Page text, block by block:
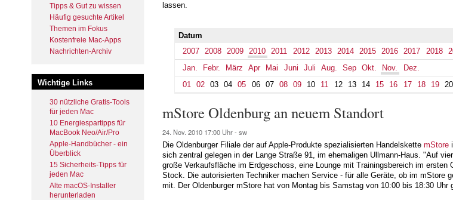
Tipps & Gut zu wissen
Häufig gesuchte Artikel
Themen im Fokus
Kostenfreie Mac-Apps
Nachrichten-Archiv
Wichtige Links
30 nützliche Gratis-Tools
für jeden Mac
10 Energiespartipps für
MacBook Neo/Air/Pro
Apple-Handbücher - ein
Überblick
15 Sicherheits-Tipps für
jeden Mac
Alte macOS-Installer
herunterladen
lassen.
Datum
2007
2008 2009 2010 2011 2012 2013 2014 2015 2016 2017 2018
Jan.
Febr. März Apr Mai Juni Juli Aug. Sep Okt. Nov.
Dez.
01
02 03 04 05 06 07 08 09 10 11 12 13 14 15 16 17 18 19 20
mStore Oldenburg an neuem Standort
24. Nov. 2010 17:00 Uhr - sw
Die Oldenburger Filiale der auf Apple-Produkte spezialisierten Handelskette mStore
sich zentral gelegen in der Lange Straße 91, im ehemaligen Ullmann-Haus. "Auf
große Verkaufsfläche im Erdgeschoss, eine Lounge mit Trainingsbereich im ersten
Stock. Die autorisierten Techniker machen Service - für alle Geräte, ob im mStore
mit. Der Oldenburger mStore hat von Montag bis Samstag von 10:00 bis 18:30